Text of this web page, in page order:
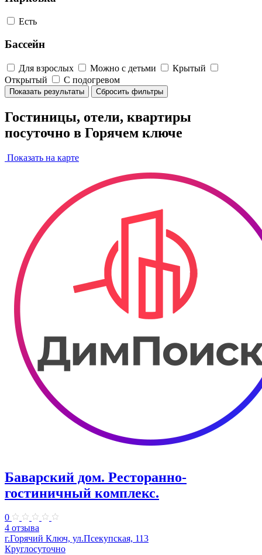
Есть
Бассейн
Для взрослых Можно с детьми
Крытый
Открытый
С подогревом
Показать результаты Сбросить фильтры
Гостиницы, отели, квартиры
посуточно в Горячем ключе
Показать на карте
Баварский дом. Ресторанно-
гостиничный комплекс.
0
4 отзыва
г.Горячий Ключ, ул.Псекупская, 113
Круглосуточно